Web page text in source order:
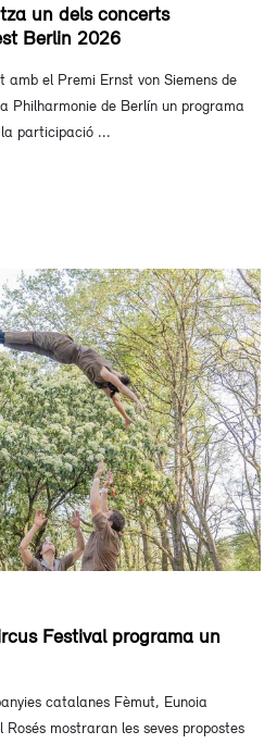
un dels concerts
Berlin 2026
el Premi Ernst von Siemens de
Philharmonie de Berlín un programa
participació ...
Festival programa un
catalanes Fèmut, Eunoia
mostraran les seves propostes